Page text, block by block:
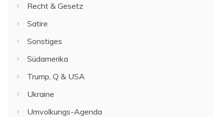
Recht & Gesetz
Satire
Sonstiges
Südamerika
Trump, Q & USA
Ukraine
Umvolkungs-Agenda